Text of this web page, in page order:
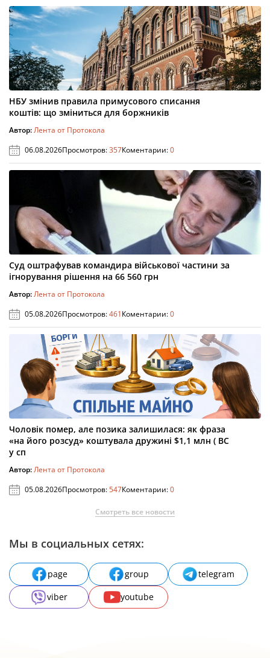
НБУ змінив правила примусового списання
коштів: що зміниться для боржників
Автор:Лента от Протокола
06.08.2026Просмотров:357Коментарии:0
Суд оштрафував командира військової частини за
ігнорування рішення на 66 560 грн
Автор:Лента от Протокола
05.08.2026Просмотров:461Коментарии:0
Чоловік помер, але позика залишилася: як фраза
«на його розсуд» коштувала дружині $1,1 млн ( ВС
у сп
Автор:Лента от Протокола
05.08.2026Просмотров:547Коментарии:0
Смотреть все новости
Мы в социальных сетях:
page group
telegram
viber
youtube